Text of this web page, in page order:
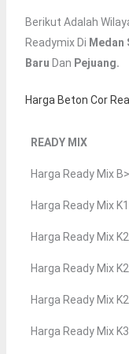
Berikut Adalah
Readymix Di Medan
Baru Dan Pejuang.
Harga Beton Cor
READY MIX
Harga Ready Mix
Harga Ready Mix
Harga Ready Mix
Harga Ready Mix
Harga Ready Mix
Harga Ready Mix